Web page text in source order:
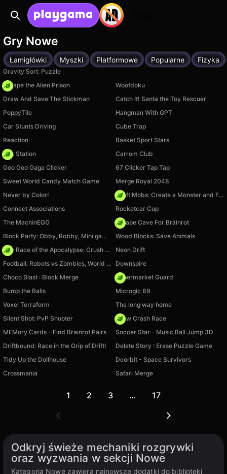
Gry Nowe
Łamigłówki Myszki Platformowe Popularne Fizyka
Gravity Sort: Puzzle
Escape the Alien Prison
Woofdoku
Draw And Save The Stickman
Catch It! Santa the Toy Rescuer
PoppyTile
Hangman With GPT
Car Stunts Driving
Cube Trap
Reaction
Basket Sport Stars
Gas Station
Carrom Club
Goo Goo Gaga Clicker
67 Clicker Tap Tap
Sweet World Candy Match Game
Merge Royal 2048
Never by Color!
Craft Mobs: Create a Monster and Fight!
Connect Associations
Rocketcar Cup
The MachinEGG
Escape Cave For Brainrot
Block Party: Obby, Robby, Mini games!
Wood Blocks: Save Animals
The Race of the Apocalypse: Crush the Zombies!
Neon Drift
Football: Robots vs Zombies, World Cup!
Downspire
Choco Blast : Block Merge
Supermarket Guard
Bump the Balls
Microgic 89
Voxel Terraform
The long way home
Silent Shot: PvP Shooter
Draw Crash Race
MEMory Cards - Find Brainrot Pairs
Soccer Star - Music Ball Jump 3D
Driftbound: Race in the Grip of Drift!
Delete Story : Erase Puzzle Game
Tidy Up the Dollhouse
Deorbit - Space Survivors
Crossmania
Safari Merge
1 2 3 … 17
Odkryj świeże mechaniki rozgrywki
oraz wyzwania w sekcji Nowe
Kategoria Nowe zawiera najnowsze dodatki do biblioteki